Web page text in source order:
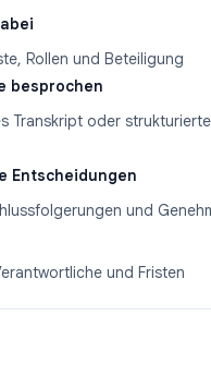
Rollen und Beteiligung
besprochen
Transkript oder
Entscheidungen
und
und Fristen